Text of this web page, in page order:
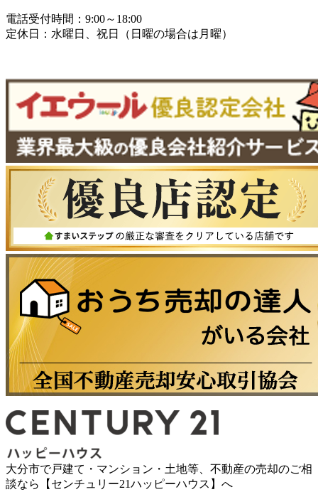
電話受付時間：9:00～18:00
定休日：水曜日、祝日（日曜の場合は月曜）
大分市で戸建て・マンション・土地等、不動産の売却のご相
談なら【センチュリー21ハッピーハウス】へ